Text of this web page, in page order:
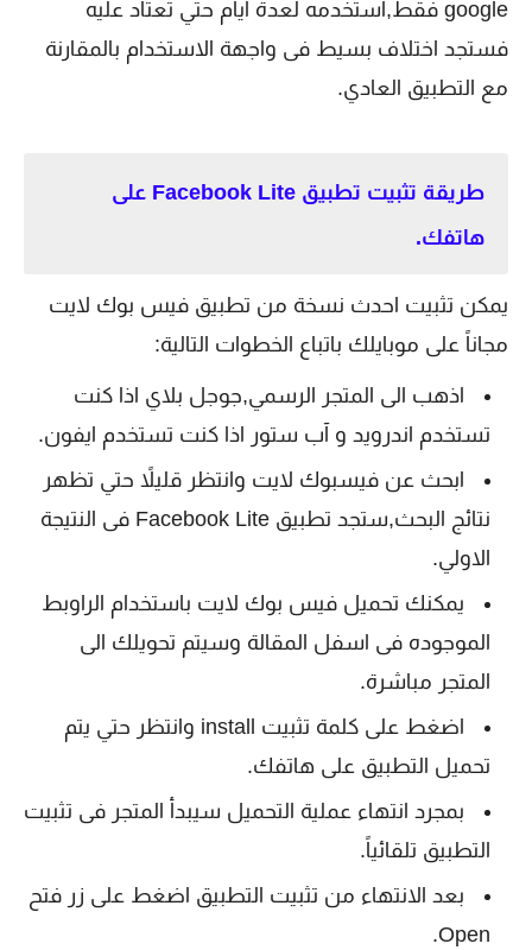
google فقط,استخدمه لعدة ايام حتي تعتاد عليه
فستجد اختلاف بسيط فى واجهة الاستخدام بالمقارنة
مع التطبيق العادي.
طريقة تثبيت تطبيق Facebook Lite‏ على
هاتفك.
يمكن تثبيت احدث نسخة من تطبيق فيس بوك لايت
مجاناً على موبايلك باتباع الخطوات التالية:
اذهب الى المتجر الرسمي,جوجل بلاي اذا كنت
تستخدم اندرويد و آب ستور اذا كنت تستخدم ايفون.
ابحث عن فيسبوك لايت وانتظر قليلاً حتي تظهر
نتائج البحث,ستجد تطبيق Facebook Lite فى النتيجة
الاولي.
يمكنك تحميل فيس بوك لايت باستخدام الراوبط
الموجوده فى اسفل المقالة وسيتم تحويلك الى
المتجر مباشرة.
اضغط على كلمة تثبيت install وانتظر حتي يتم
تحميل التطبيق على هاتفك.
بمجرد انتهاء عملية التحميل سيبدأ المتجر فى تثبيت
التطبيق تلقائياً.
بعد الانتهاء من تثبيت التطبيق اضغط على زر فتح
Open.